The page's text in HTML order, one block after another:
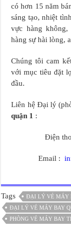
có hơn 15 năm
sáng tạo, nhiệt
vực hàng
hàng sự hài lòng,
Chúng tôi cam
với mục tiêu đặt
đầu.
Liên hệ Đại lý
quận 1 :
Điện
Email :
Tags
ĐẠI LÝ VÉ MÁY
ĐẠI LÝ VÉ MÁY BAY
PHÒNG VÉ MÁY BAY